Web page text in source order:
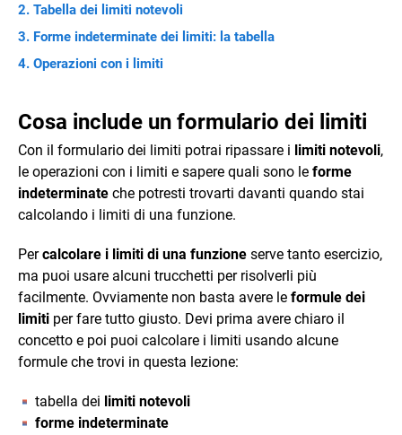
Tabella dei limiti notevoli
Forme indeterminate dei limiti: la tabella
Operazioni con i limiti
Cosa include un formulario dei limiti
Con il formulario dei limiti potrai ripassare i limiti notevoli,
le operazioni con i limiti e sapere quali sono le forme
indeterminate che potresti trovarti davanti quando stai
calcolando i limiti di una funzione.
Percalcolare i limiti di una funzione serve tanto esercizio,
ma puoi usare alcuni trucchetti per risolverli più
facilmente. Ovviamente non basta avere le formule dei
limiti per fare tutto giusto. Devi prima avere chiaro il
concetto e poi puoi calcolare i limiti usando alcune
formule che trovi in questa lezione:
tabella dei limiti notevoli
forme indeterminate